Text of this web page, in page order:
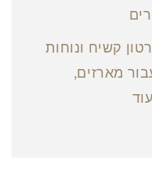
קשיח ונוחות
מארזים,